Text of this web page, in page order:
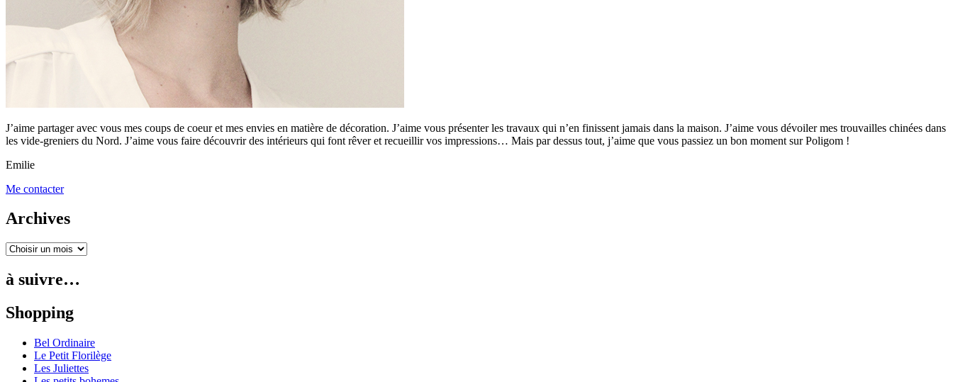
J’aime partager avec vous mes coups de coeur et mes envies en matière de décoration. J’aime vous présenter les travaux qui n’en finissent jamais dans la maison. J’aime vous dévoiler mes trouvailles chinées dans
les vide-greniers du Nord. J’aime vous faire découvrir des intérieurs qui font rêver et recueillir vos impressions… Mais par dessus tout, j’aime que vous passiez un bon moment sur Poligom !
Emilie
Me contacter
Archives
à suivre…
Shopping
Bel Ordinaire
Le Petit Florilège
Les Juliettes